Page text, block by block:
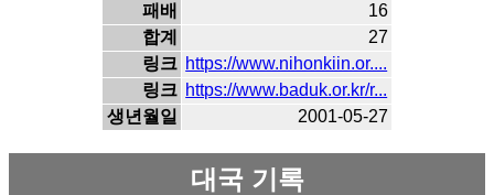
패배
16
합계
27
링크 https://www.nihonkiin.or....
링크 https://www.baduk.or.kr/r...
생년월일
2001-05-27
대국 기록